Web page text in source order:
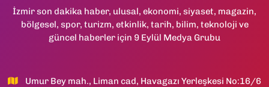
İzmir son dakika haber, ulusal, ekonomi, siyaset, magazin,
bölgesel, spor, turizm, etkinlik, tarih, bilim, teknoloji ve
güncel haberler için 9 Eylül Medya Grubu
Umur Bey mah., Liman cad, Havagazı Yerleşkesi No:16/6